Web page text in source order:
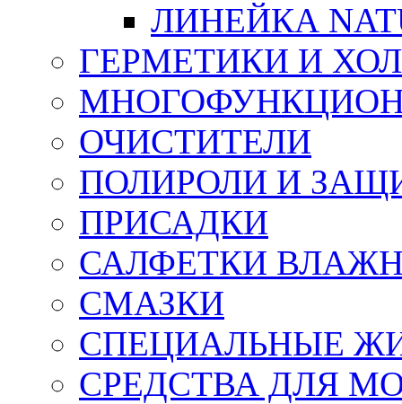
ЛИНЕЙКА
ГЕРМЕТИКИ И
ОЧИСТИТЕЛИ
ПОЛИРОЛИ И
ПРИСАДКИ
САЛФЕТКИ
СМАЗКИ
СПЕЦИАЛЬНЫЕ
СРЕДСТВА ДЛЯ